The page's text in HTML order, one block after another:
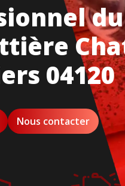
04120
Nous contacter